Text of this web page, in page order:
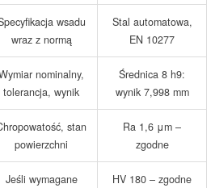
wsadu
wraz z normą
Stal automatowa,
EN 10277
nominalny,
tolerancja, wynik
Średnica 8 h9:
wynik 7,998 mm
stan
powierzchni
Ra 1,6 μm –
zgodne
Jeśli wymagane
HV 180 – zgodne